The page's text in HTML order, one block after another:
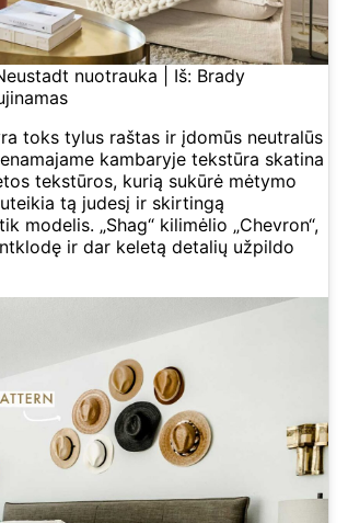
nuotrauka | Iš: Brady
toks tylus raštas ir įdomūs neutralūs
kambaryje tekstūra skatina
tekstūros, kurią sukūrė mėtymo
tą judesį ir skirtingą
„Shag“ kilimėlio „Chevron“,
ir dar keletą detalių užpildo